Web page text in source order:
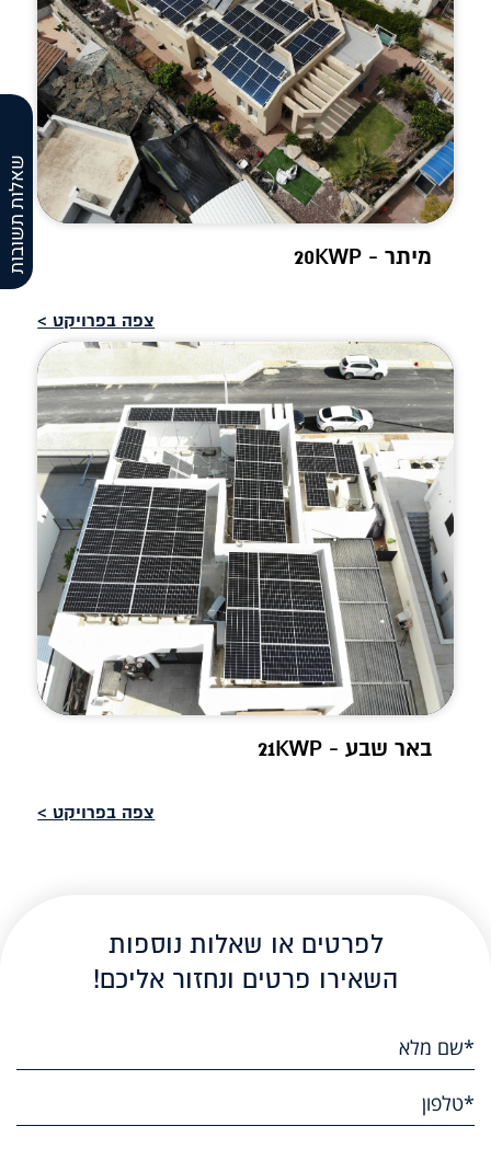
שאלות תשובות מיתר - 20KWP
צפה בפרויקט >
באר שבע - 21KWP
צפה בפרויקט >
לפרטים או שאלות נוספות
השאירו פרטים ונחזור אליכם!